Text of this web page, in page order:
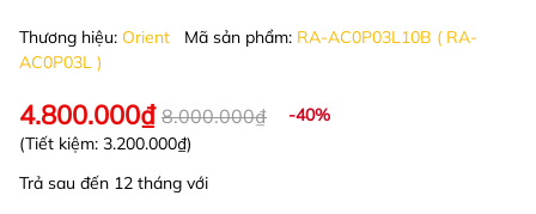
Thương hiệu: Orient Mã sản phẩm: RA-AC0P03L10B ( RA-
AC0P03L )
4.800.000₫ 8.000.000₫
-40%
(Tiết kiệm: 3.200.000₫)
Trả sau đến 12 tháng với